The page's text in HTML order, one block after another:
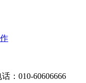
：010-60606666